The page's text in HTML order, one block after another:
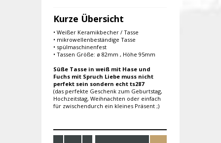
Kurze Übersicht
• Weißer Keramikbecher / Tasse
• mikrowellenbeständige Tasse
• spülmaschinenfest
• Tassen Größe: ø 82mm , Höhe 95mm
Süße Tasse in weiß mit Hase und
Fuchs mit Spruch Liebe muss nicht
perfekt sein sondern echt ts287
(das perfekte Geschenk zum Geburtstag,
Hochzeitstag, Weihnachten oder einfach
für zwischendurch ein kleines Präsent ;)